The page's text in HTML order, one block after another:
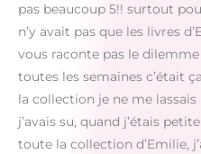
pas beaucoup 5!! surtout
n’y avait pas que les livres
vous raconte pas le
toutes les semaines c’était
la collection je ne me lassais
j’avais su, quand j’étais
toute la collection d’Emilie,